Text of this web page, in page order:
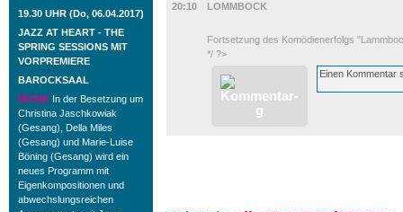
19.30 UHR (Do, 06.04.2017)
JAZZ AT HEART - THE
SPRING SESSIONS MIT
VORPREMIERE
BAROCKSAAL
MUSIK In der Besetzung um
Christina Jaschkowiak
(Gesang), Della Miles
(Gesang) und Marie-Luise
Böning (Gesang) wird ein
neues Programm mit
Eigenkompositionen und
abwechslungsreichen
20:10
LOMMBOCK
Fortsetzung des Komödienerfolgs
*/ ?>